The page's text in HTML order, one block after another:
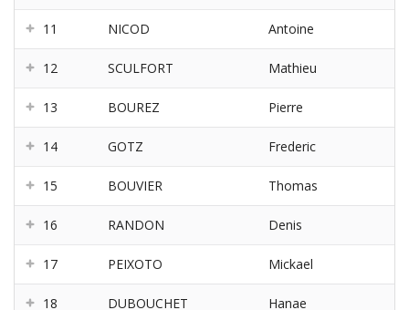
11 NICOD Antoine
12 SCULFORT Mathieu
13 BOUREZ Pierre
14 GOTZ Frederic
15 BOUVIER Thomas
16 RANDON Denis
17 PEIXOTO Mickael
18 DUBOUCHET Hanae